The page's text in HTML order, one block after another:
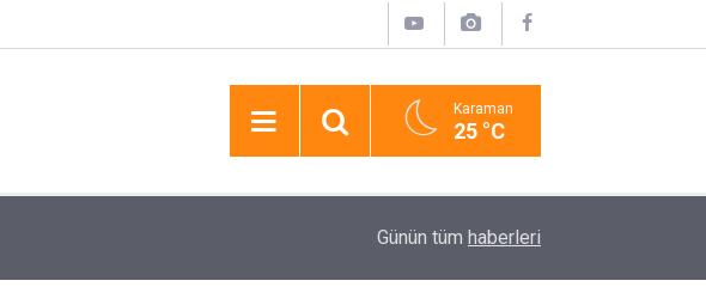
Karaman
25 °C
Gözaltına Alındı "kelepçe Vuramazlar, İmkansız" Dedi,
Günün tüm haberleri